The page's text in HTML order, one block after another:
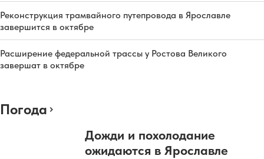
Реконструкция трамвайного путепровода в Ярославле
завершится в октябре
Расширение федеральной трассы у Ростова Великого
завершат в октябре
Погода
Дожди и похолодание
ожидаются в Ярославле